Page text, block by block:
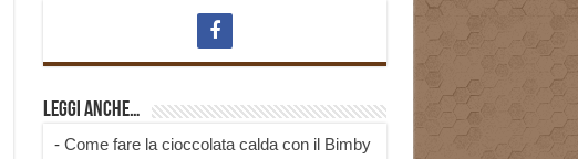
Leggi anche…
- Come fare la cioccolata calda con il Bimby